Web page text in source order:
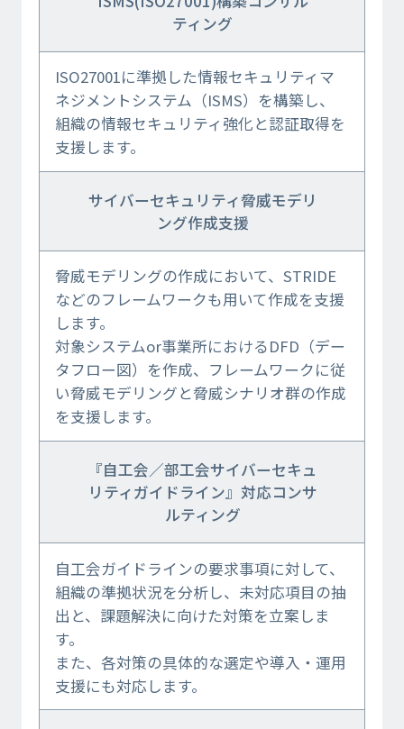
ティング
ISO27001に準拠した情報セキュリティマ
ネジメントシステム（ISMS）を構築し、
組織の情報セキュリティ強化と認証取得を
支援します。
サイバーセキュリティ脅威モデリ
ング作成支援
脅威モデリングの作成において、STRIDE
などのフレームワークも用いて作成を支援
します。
対象システムor事業所におけるDFD（デー
タフロー図）を作成、フレームワークに従
い脅威モデリングと脅威シナリオ群の作成
を支援します。
『自工会／部工会サイバーセキュ
リティガイドライン』対応コンサ
ルティング
自工会ガイドラインの要求事項に対して、
組織の準拠状況を分析し、未対応項目の抽
出と、課題解決に向けた対策を立案しま
す。
また、各対策の具体的な選定や導入・運用
支援にも対応します。